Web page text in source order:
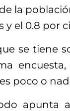
la
y el 0.8 por
se tiene
poco o
apunta